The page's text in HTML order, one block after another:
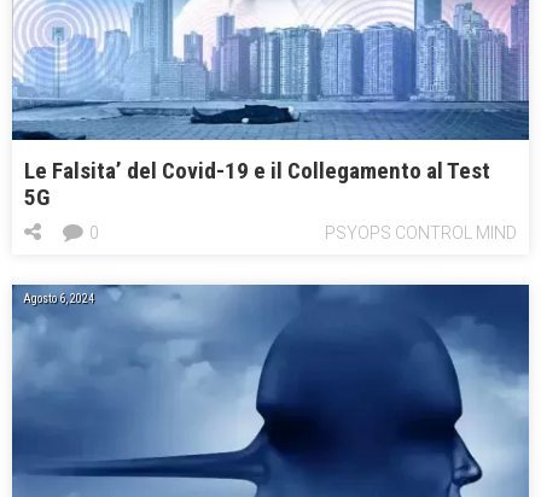
Le Falsita’ del Covid-19 e il Collegamento al Test
5G
PSYOPS CONTROL MIND
0
Agosto 6, 2024